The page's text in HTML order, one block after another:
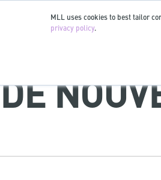
MLL uses cookies to best tailor
privacy policy.